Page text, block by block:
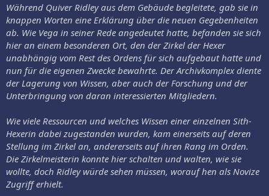
Während Quiver Ridley aus dem Gebäude begleitete, gab sie in
knappen Worten eine Erklärung über die neuen Gegebenheiten
ab. Wie Vega in seiner Rede angedeutet hatte, befanden sie sich
hier an einem besonderen Ort, den der Zirkel der Hexer
unabhängig vom Rest des Ordens für sich aufgebaut hatte und
nun für die eigenen Zwecke bewahrte. Der Archivkomplex diente
der Lagerung von Wissen, aber auch der Forschung und der
Unterbringung von daran interessierten Mitgliedern.
Wie viele Ressourcen und welches Wissen einer einzelnen Sith-
Hexerin dabei zugestanden wurden, kam einerseits auf deren
Stellung im Zirkel an, andererseits auf ihren Rang im Orden.
Die Zirkelmeisterin konnte hier schalten und walten, wie sie
wollte, doch Ridley würde sehen müssen, worauf hen als Novize
Zugriff erhielt.